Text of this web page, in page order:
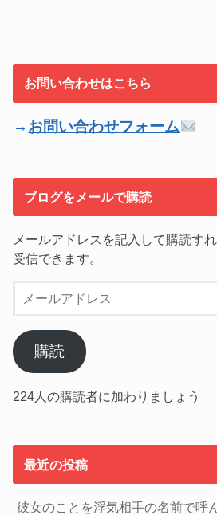
お問い合わせはこちら
→ お問い合わせフォーム
ブログをメールで購読
メールアドレスを記入して購読す
受信できます。
ー
ア
ド
ス
購読
224人の購読者に加わりましょう
最近の投稿
彼女のことを浮気相手の名前で呼